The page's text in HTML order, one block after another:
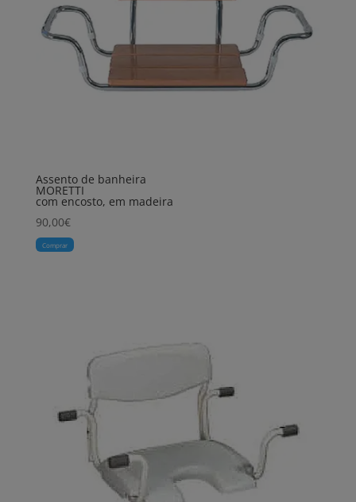
Assento de banheira
MORETTI
com encosto, em madeira
90,00€
Comprar